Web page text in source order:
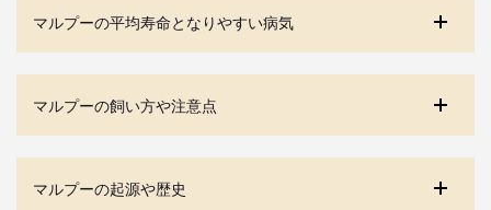
マルプーの平均寿命となりやすい病気
マルプーの飼い方や注意点
マルプーの起源や歴史